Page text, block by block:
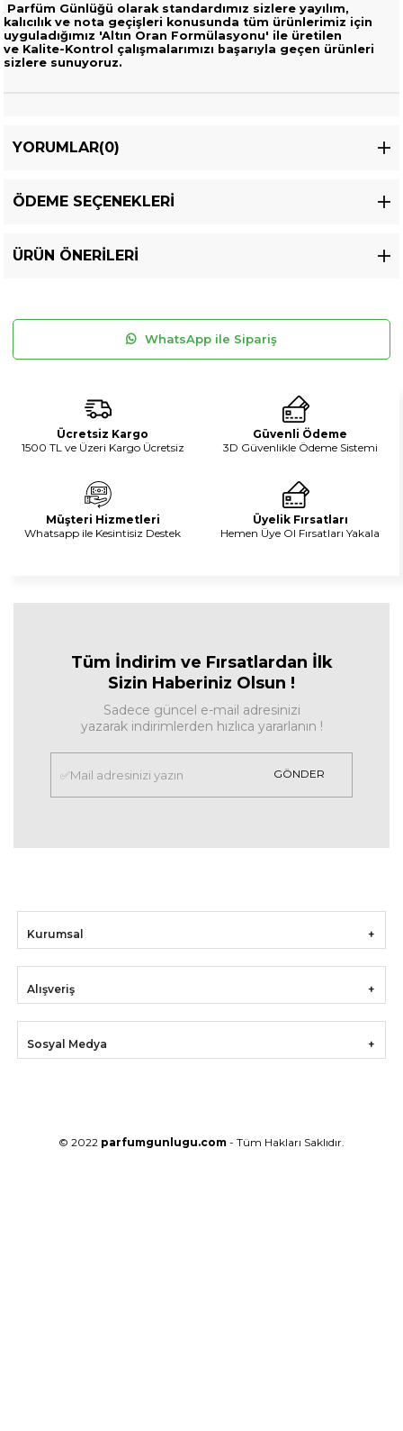
Parfüm Günlüğü olarak standardımız sizlere yayılım,
kalıcılık ve nota geçişleri konusunda tüm ürünlerimiz için
uyguladığımız 'Altın Oran Formülasyonu' ile üretilen
ve Kalite-Kontrol çalışmalarımızı başarıyla geçen ürünleri
sizlere sunuyoruz.
YORUMLAR(0)
ÖDEME SEÇENEKLERI
ÜRÜN ÖNERILERI
WhatsApp ile Sipariş
Ücretsiz Kargo
1500 TL ve Üzeri Kargo Ücretsiz
Güvenli Ödeme
3D Güvenlikle Ödeme Sistemi
Müşteri Hizmetleri
Whatsapp ile Kesintisiz Destek
Üyelik Fırsatları
Hemen Üye Ol Fırsatları Yakala
Tüm İndirim ve Fırsatlardan İlk
Sizin Haberiniz Olsun !
Sadece güncel e-mail adresinizi
yazarak indirimlerden hızlıca yararlanın !
GÖNDER
Kurumsal
Alışveriş
Sosyal Medya
© 2022 parfumgunlugu.com - Tüm Hakları Saklıdır.